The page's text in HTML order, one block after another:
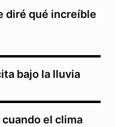
diré qué increíble
bajo la lluvia
el clima